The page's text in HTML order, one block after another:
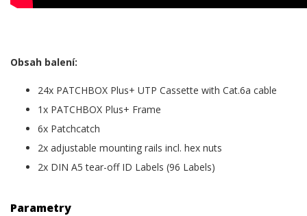
Obsah balení:
24x PATCHBOX Plus+ UTP Cassette with Cat.6a cable
1x PATCHBOX Plus+ Frame
6x Patchcatch
2x adjustable mounting rails incl. hex nuts
2x DIN A5 tear-off ID Labels (96 Labels)
Parametry